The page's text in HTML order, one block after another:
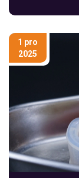
1 pro
2025